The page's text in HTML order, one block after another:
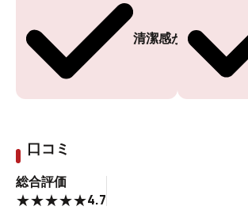
清潔感がある
口コミ
総合評価
★★★★★4.7